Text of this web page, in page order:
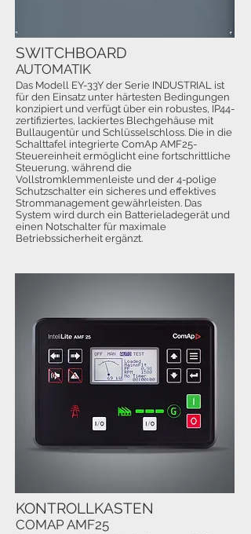
Das Modell EY-33Y der Serie INDUSTRIAL ist
für den Einsatz unter härtesten Bedingungen
konzipiert und verfügt über ein robustes, IP44-
zertifiziertes, lackiertes Blechgehäuse mit
Bullaugentür und Schlüsselschloss. Die in die
Schalttafel integrierte ComAp AMF25-
Steuereinheit ermöglicht eine fortschrittliche
Steuerung, während die
Vollstromklemmenleiste und der 4-polige
Schutzschalter ein sicheres und effektives
Strommanagement gewährleisten. Das
System wird durch ein Batterieladegerät und
einen Notschalter für maximale
Betriebssicherheit ergänzt.
SWITCHBOARD
AUTOMATIK
KONTROLLKASTEN
COMAP AMF25